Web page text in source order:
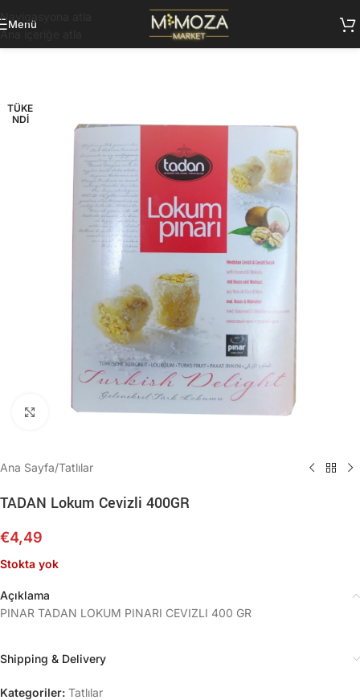
Navigasyona atla
Ana içeriğe atla
Menü
TÜKE
NDI
Büyütmek için tıklayın
Ana Sayfa/Tatlılar
TADAN Lokum Cevizli 400GR
€4,49
Stokta yok
Açıklama
PINAR TADAN LOKUM PINARI CEVIZLI 400 GR
Shipping & Delivery
Kategoriler: Tatlılar